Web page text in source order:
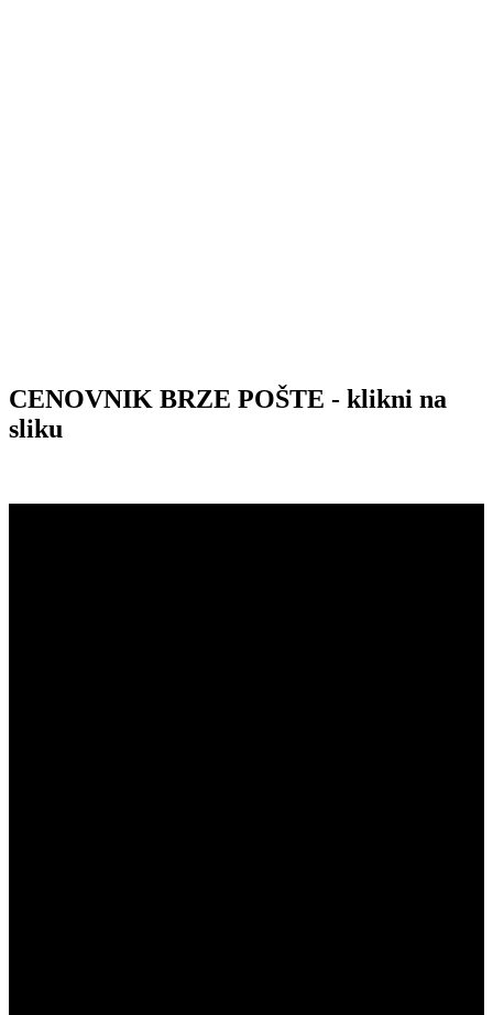
CENOVNIK BRZE POŠTE - klikni na
sliku